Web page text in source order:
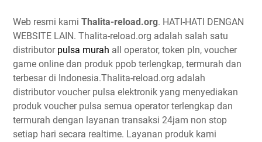
Web resmi kami Thalita-reload.org. HATI-HATI DENGAN
WEBSITE LAIN. Thalita-reload.org adalah salah satu
distributor pulsa murah all operator, token pln, voucher
game online dan produk ppob terlengkap, termurah dan
terbesar di Indonesia.Thalita-reload.org adalah
distributor voucher pulsa elektronik yang menyediakan
produk voucher pulsa semua operator terlengkap dan
termurah dengan layanan transaksi 24jam non stop
setiap hari secara realtime. Layanan produk kami